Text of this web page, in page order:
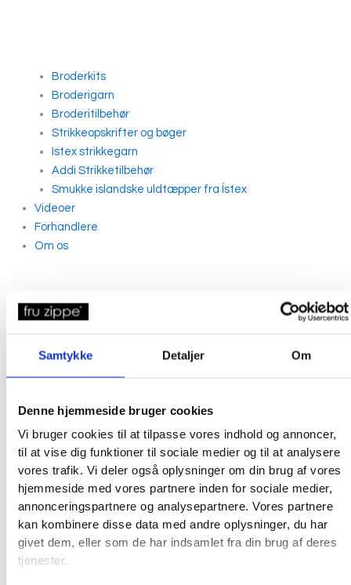
Samtykke Detaljer Om
Denne hjemmeside bruger cookies
Vi bruger cookies til at tilpasse vores indhold og annoncer,
til at vise dig funktioner til sociale medier og til at analysere
vores trafik. Vi deler også oplysninger om din brug af vores
hjemmeside med vores partnere inden for sociale medier,
annonceringspartnere og analysepartnere. Vores partnere
kan kombinere disse data med andre oplysninger, du har
givet dem, eller som de har indsamlet fra din brug af deres
tjenester.
Broderkits
Broderigarn
Broderitilbehør
Strikkeopskrifter og bøger
Istex strikkegarn
Addi Strikketilbehør
Smukke islandske uldtæpper fra Ístex
Videoer
Forhandlere
Om os